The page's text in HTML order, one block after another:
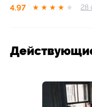
4.97 ★ ★ ★ ★ ★ 28